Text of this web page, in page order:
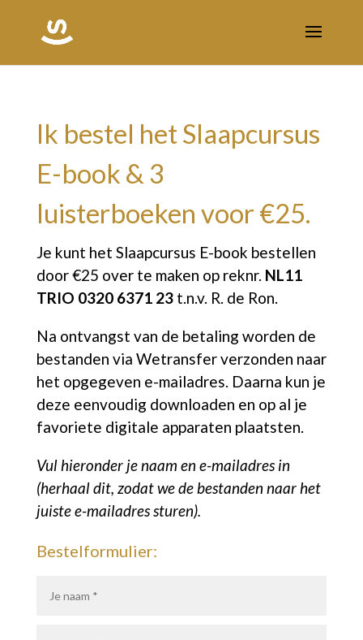
Ik bestel het Slaapcursus
E-book & 3
luisterboeken voor €25.
Je kunt het Slaapcursus E-book bestellen
door €25 over te maken op reknr. NL11
TRIO 0320 6371 23 t.n.v. R. de Ron.
Na ontvangst van de betaling worden de
bestanden via Wetransfer verzonden naar
het opgegeven e-mailadres. Daarna kun je
deze eenvoudig downloaden en op al je
favoriete digitale apparaten plaatsten.
Vul hieronder je naam en e-mailadres in
(herhaal dit, zodat we de bestanden naar het
juiste e-mailadres sturen).
Bestelformulier: